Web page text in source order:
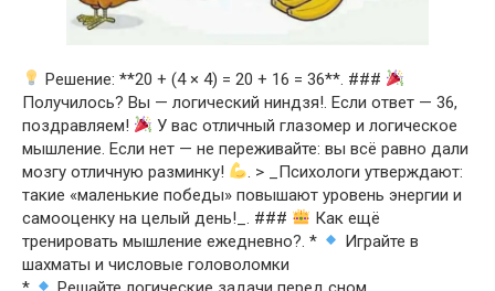
Решение: **20 + (4 × 4) = 20 + 16 = 36**. ###
Получилось? Вы — логический ниндзя!. Если ответ — 36,
поздравляем!
У вас отличный глазомер и логическое
мышление. Если нет — не переживайте: вы всё равно дали
мозгу отличную разминку!
. > _Психологи утверждают:
такие «маленькие победы» повышают уровень энергии и
самооценку на целый день!_. ###
Как ещё
тренировать мышление ежедневно?. *
Играйте в
шахматы и числовые головоломки